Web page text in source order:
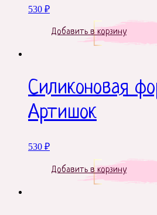
530 ₽
Добавить в корзину
Силиконовая
Артишок
530 ₽
Добавить в корзину